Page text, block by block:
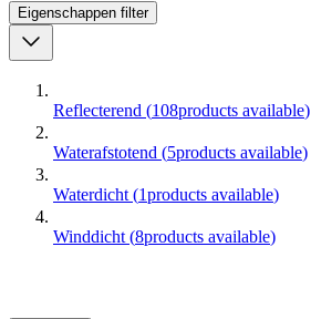
Eigenschappen filter
Reflecterend (108products available)
Waterafstotend (5products available)
Waterdicht (1products available)
Winddicht (8products available)